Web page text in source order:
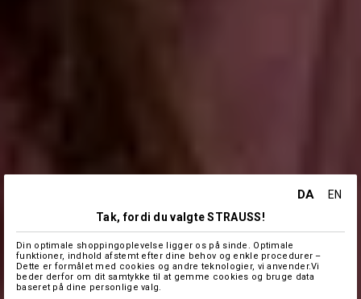
DA
EN
Tak, fordi du valgte STRAUSS!
Din optimale shoppingoplevelse ligger os på sinde. Optimale
funktioner, indhold afstemt efter dine behov og enkle procedurer –
Dette er formålet med cookies og andre teknologier, vi anvender.Vi
beder derfor om dit samtykke til at gemme cookies og bruge data
baseret på dine personlige valg.